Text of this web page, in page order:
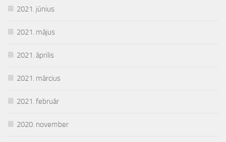
2021. június
2021. május
2021. április
2021. március
2021. február
2020. november